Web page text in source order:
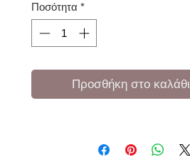
Ποσότητα *
Προσθήκη στο καλάθι